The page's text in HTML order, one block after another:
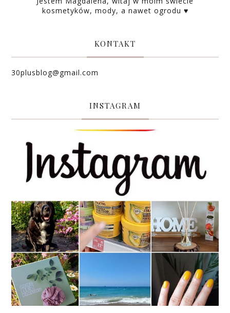
kosmetyków, mody, a nawet ogrodu ♥
KONTAKT
30plusblog@gmail.com
INSTAGRAM